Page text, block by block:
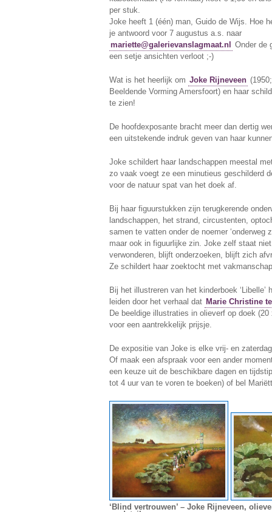
per stuk.
Joke heeft 1 (één) man, Guido de Wijs. Hoe
je antwoord voor 7 augustus a.s. naar
mariette@galerievanslagmaat.nl
Onder de
een setje ansichten verloot ;-)
Wat is het heerlijk om Joke Rijneveen
Beeldende Vorming Amersfoort) en haar
te zien!
De hoofdexposante bracht meer dan dertig
een uitstekende indruk geven van haar
Joke schildert haar landschappen meestal
zo vaak voegt ze een minutieus geschilderd
voor de natuur spat van het doek af.
Bij haar figuurstukken zijn terugkerende
landschappen, het strand, circustenten,
samen te vatten onder de noemer ‘onderweg
maar ook in figuurlijke zin. Joke zelf staat
verwonderen, blijft onderzoeken, blijft zich
Ze schildert haar zoektocht met
Bij het illustreren van het kinderboek ‘Libelle’
leiden door het verhaal dat Marie Christine
De beeldige illustraties in olieverf op doek
voor een aantrekkelijk prijsje.
De expositie van Joke is elke vrij- en
Of maak een afspraak voor een ander
een keuze uit de beschikbare dagen en
tot 4 uur van te voren te boeken) of bel
‘Blind vertrouwen’ – Joke Rijneveen,